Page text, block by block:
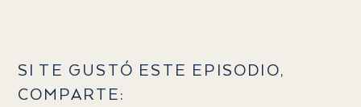
SI TE GUSTÓ ESTE EPISODIO,
COMPARTE: